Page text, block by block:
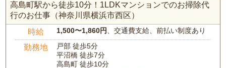
高島町駅から徒歩10分！1LDKマンションでのお掃除代
行のお仕事（神奈川県横浜市西区）
時給 1,500〜1,860円、交通費支給、前払い制度あり
勤務地
戸部 徒歩5分
平沼橋 徒歩7分
高島町 徒歩10分